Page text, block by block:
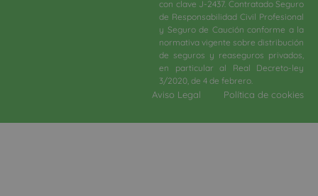
con clave J-2437. Contratado Seguro
de Responsabilidad Civil Profesional
y Seguro de Caución conforme a la
normativa vigente sobre distribución
de seguros y reaseguros privados,
en particular al Real Decreto-ley
3/2020, de 4 de febrero.​
Aviso Legal Política de cookies